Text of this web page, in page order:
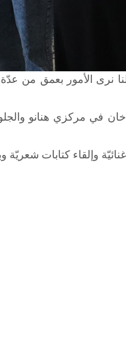
نرى الأمور بعمق من
خان في مركزي هنانو
وإلقاء كتابات شعريّة